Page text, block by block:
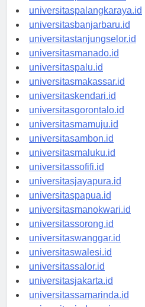
universitaspontianak.id
universitaspalangkaraya.id
universitasbanjarbaru.id
universitastanjungselor.id
universitasmanado.id
universitaspalu.id
universitasmakassar.id
universitaskendari.id
universitasgorontalo.id
universitasmamuju.id
universitasambon.id
universitasmaluku.id
universitassofifi.id
universitasjayapura.id
universitaspapua.id
universitasmanokwari.id
universitassorong.id
universitaswanggar.id
universitaswalesi.id
universitassalor.id
universitasjakarta.id